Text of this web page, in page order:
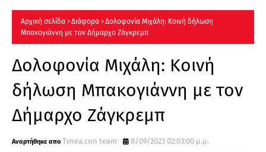
Αρχική σελίδα Διάφορα
Δολοφονία Μιχάλη: Κοινή δήλωση
Μπακογιάννη με τον Δήμαρχο Ζάγκρεμπ
Δολοφονία Μιχάλη: Κοινή
δήλωση Μπακογιάννη με τον
Δήμαρχο Ζάγκρεμπ
Tvnea.con team 8/09/2023 02:03:00 μ.μ.